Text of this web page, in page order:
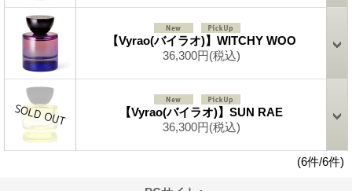
【Vyrao(バイラオ)】WITCHY WOO
36,300円(税込)
【Vyrao(バイラオ)】SUN RAE
36,300円(税込)
(6件/6件)